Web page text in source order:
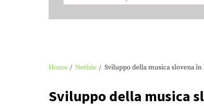
Home Notizie Sviluppo della musica slovena
Sviluppo della musica